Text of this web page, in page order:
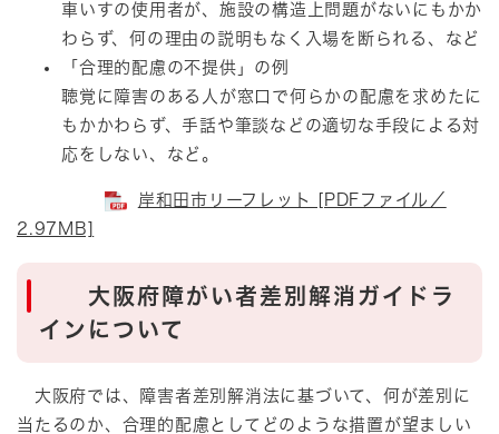
車いすの使用者が、施設の構造上問題がないにもかか
わらず、何の理由の説明もなく入場を断られる、など
「合理的配慮の不提供」の例
聴覚に障害のある人が窓口で何らかの配慮を求めたに
もかかわらず、手話や筆談などの適切な手段による対
応をしない、など。
岸和田市リーフレット [PDFファイル／
2.97MB]
大阪府障がい者差別解消ガイドラ
インについて
大阪府では、障害者差別解消法に基づいて、何が差別に
当たるのか、合理的配慮としてどのような措置が望ましい